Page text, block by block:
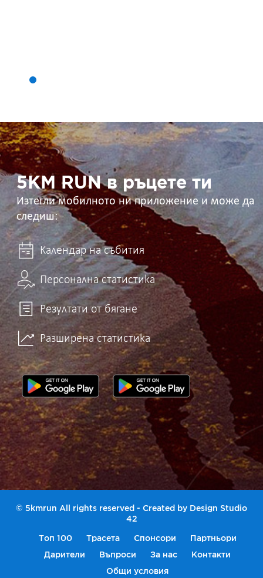
5KM
RUN
в
ръцете
ти 5KM RUN в ръцете ти
Изтегли мобилното ни приложение и може да
следиш:
Календар на събития
Персонална статистика
Резултати от бягане
Разширена статистика
© 5kmrun All rights reserved - Created by Design Studio
42
Топ 100 Трасета Спонсори
Партньори
Дарители
Въпроси За нас
Контакти
Общи условия